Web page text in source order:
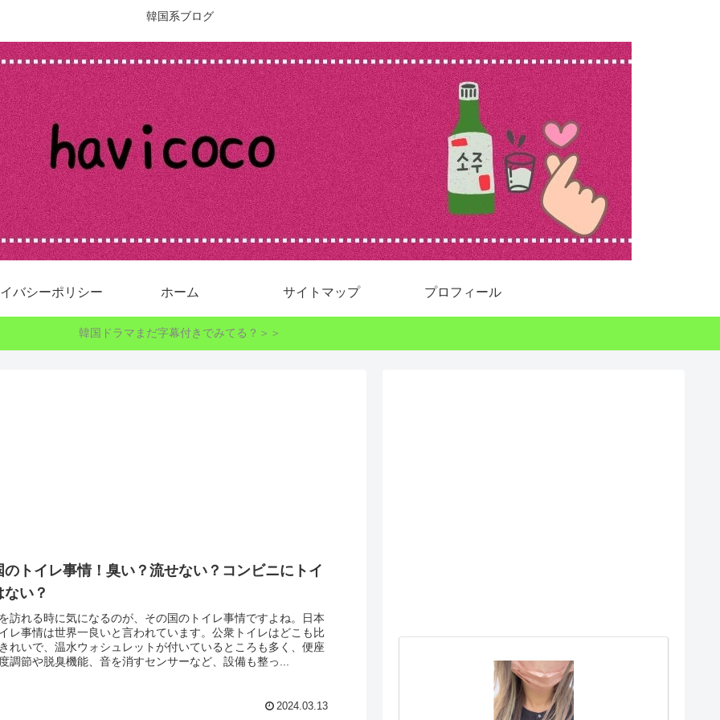
韓国系ブログ
バシーポリシー ホーム サイトマップ プロフィール
韓国ドラマまだ字幕付きでみてる？＞＞
のトイレ事情！臭い？流せない？コンビニにトイ
ない？
訪れる時に気になるのが、その国のトイレ事情ですよね。日本
レ事情は世界一良いと言われています。公衆トイレはどこも比
れいで、温水ウォシュレットが付いているところも多く、便座
調節や脱臭機能、音を消すセンサーなど、設備も整っ...
2024.03.13